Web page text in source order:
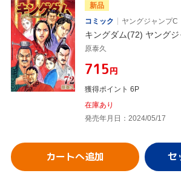
新品
コミック
ヤングジャンプC
キングダム(72) ヤング
原泰久
¥715円
獲得ポイント 6P
在庫あり
発売年月日：2024/05/17
カートへ追加